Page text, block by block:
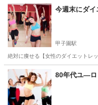
今週末にダイ
甲子園駅
絶対に痩せる【女性のダイエットレ
兵庫 西宮市 甲子園駅
80年代ユ―ロ